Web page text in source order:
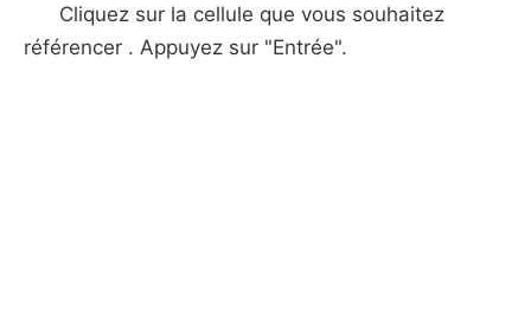
Cliquez sur la cellule que vous souhaitez
référencer . Appuyez sur "Entrée".